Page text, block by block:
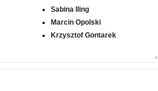
Sabina Iling
Marcin Opolski
Krzysztof Gontarek
«